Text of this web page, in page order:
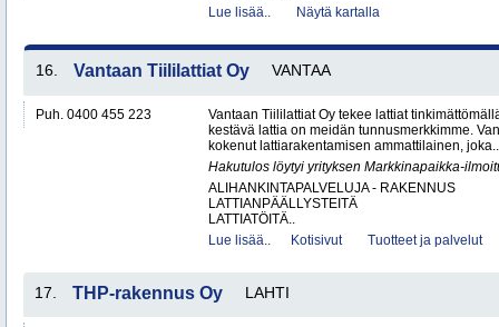
Lue lisää..
Näytä kartalla
16. Vantaan Tiililattiat Oy VANTAA
Puh. 0400 455 223
Vantaan Tiililattiat Oy tekee lattiat
kestävä lattia on meidän tunnusmerkkimme.
kokenut lattiarakentamisen ammattilainen, joka..
Hakutulos löytyi yrityksen Markkinapaikka-
ALIHANKINTAPALVELUJA - RAKENNUS
LATTIANPÄÄLLYSTEITÄ
LATTIATÖITÄ..
Lue lisää..
Kotisivut Tuotteet ja palvelut
17. THP-rakennus Oy LAHTI